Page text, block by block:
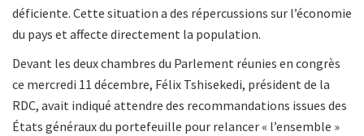
déficiente. Cette situation a des répercussions sur l’économie
du pays et affecte directement la population.
Devant les deux chambres du Parlement réunies en congrès
ce mercredi 11 décembre, Félix Tshisekedi, président de la
RDC, avait indiqué attendre des recommandations issues des
États généraux du portefeuille pour relancer « l’ensemble »